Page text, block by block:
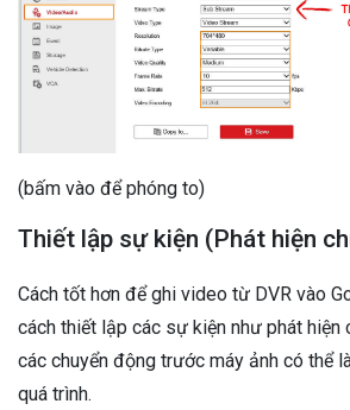
(bấm vào để phóng to)
Thiết lập sự kiện (Phát hiện
Cách tốt hơn để ghi video từ DVR vào
cách thiết lập các sự kiện như phát hiện
các chuyển động trước máy ảnh có thể
quá trình.